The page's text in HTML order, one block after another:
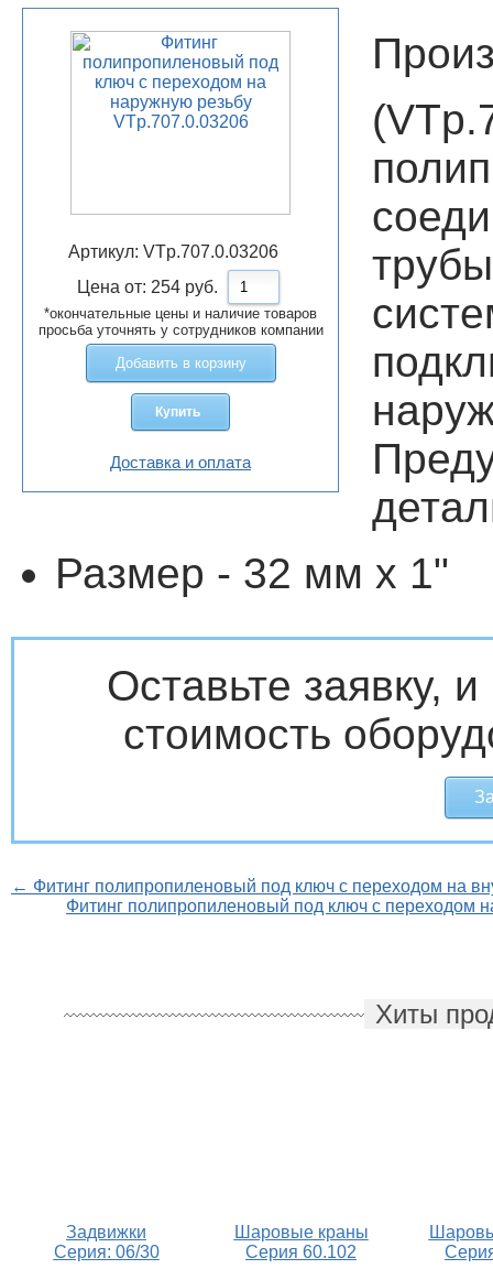
Артикул: VTp.707.0.03206
Цена от: 254 руб.
*окончательные цены и наличие товаров
просьба уточнять у сотрудников компании
Добавить в корзину
Купить
Доставка и оплата
Размер - 32 мм х 1"
Оставьте заявку,
стоимость
← Фитинг полипропиленовый под ключ с переходом на
Фитинг полипропиленовый под ключ с переходом
Хиты
Задвижки
Серия: 06/30
Шаровые краны
Серия 60.102